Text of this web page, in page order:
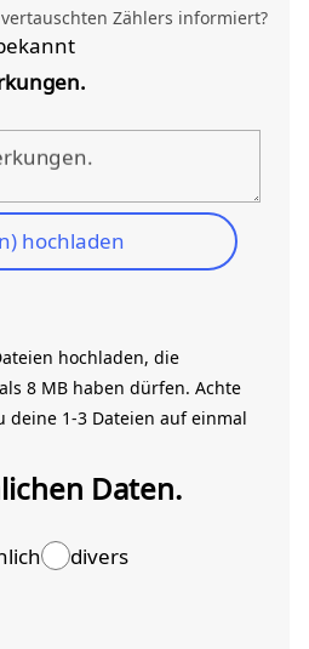
Zählers informiert?
hochladen
hochladen, die
8 MB haben dürfen. Achte
deine 1-3 Dateien auf einmal
Daten.
divers